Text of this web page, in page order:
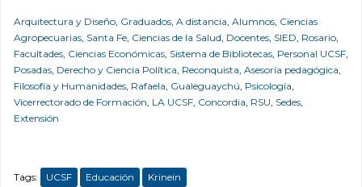
Arquitectura y Diseño, Graduados, A distancia, Alumnos, Ciencias
Agropecuarias, Santa Fe, Ciencias de la Salud, Docentes, SIED, Rosario,
Facultades, Ciencias Económicas, Sistema de Bibliotecas, Personal UCSF,
Posadas, Derecho y Ciencia Política, Reconquista, Asesoría pedagógica,
Filosofía y Humanidades, Rafaela, Gualeguaychú, Psicología,
Vicerrectorado de Formación, LA UCSF, Concordia, RSU, Sedes,
Extensión
Tags: UCSF Educación Krinein